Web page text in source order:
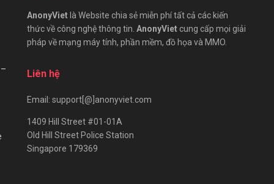
AnonyViet là Website chia sẻ miễn phí tất cả các kiến
thức về công nghệ thông tin. AnonyViet cung cấp mọi giải
pháp về mạng máy tính, phần mềm, đồ họa và MMO.
Liên hệ
Email: support[@]anonyviet.com
1409 Hill Street #01-01A
Old Hill Street Police Station
Singapore 179369